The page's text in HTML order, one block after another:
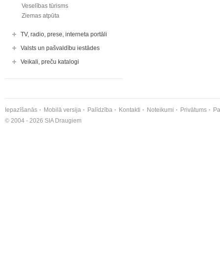
Veselības tūrisms
Ziemas atpūta
TV, radio, prese, interneta portāli
Valsts un pašvaldību iestādes
Veikali, preču katalogi
Iepazīšanās Mobilā versija Palīdzība Kontakti Noteikumi Privātums
© 2004 - 2026 SIA Draugiem